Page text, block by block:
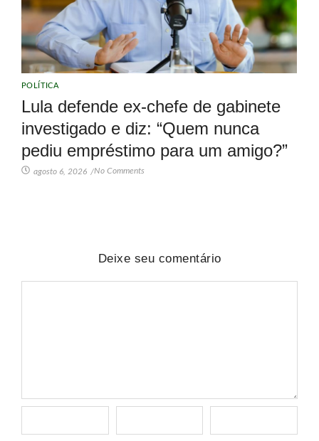
POLÍTICA
Lula defende ex-chefe de gabinete
investigado e diz: “Quem nunca
pediu empréstimo para um amigo?”
agosto 6, 2026 /No Comments
Deixe seu comentário